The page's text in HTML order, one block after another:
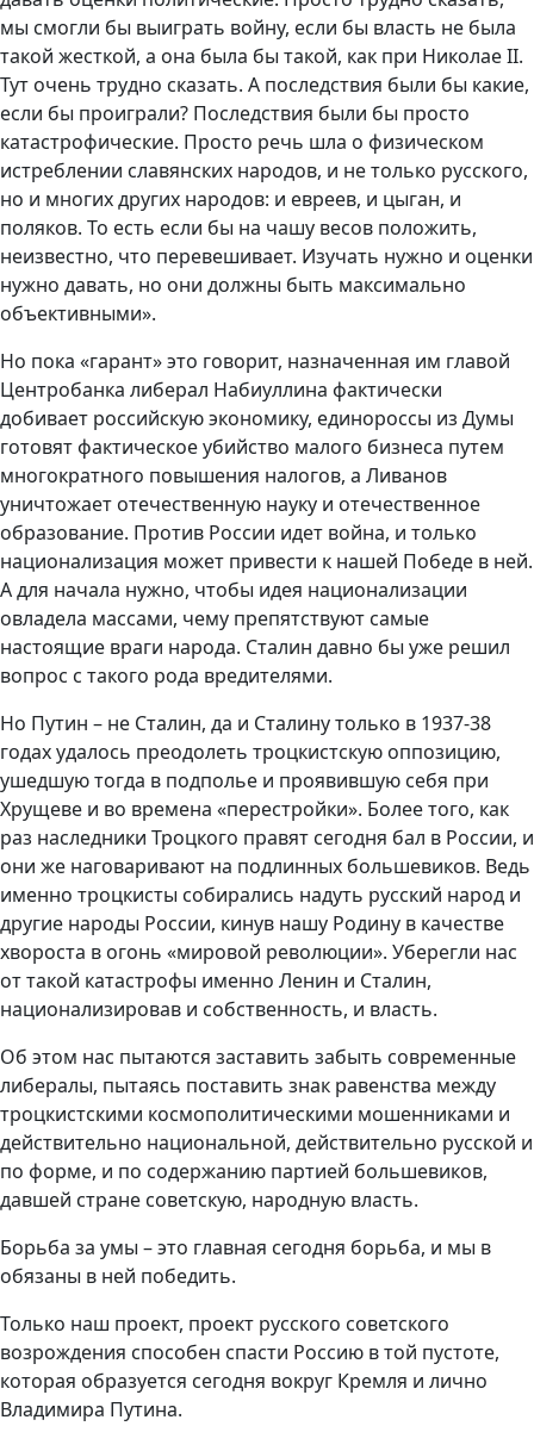
мы смогли бы выиграть войну, если бы власть не была
такой жесткой, а она была бы такой, как при Николае II.
Тут очень трудно сказать. А последствия были бы какие,
если бы проиграли? Последствия были бы просто
катастрофические. Просто речь шла о физическом
истреблении славянских народов, и не только русского,
но и многих других народов: и евреев, и цыган, и
поляков. То есть если бы на чашу весов положить,
неизвестно, что перевешивает. Изучать нужно и оценки
нужно давать, но они должны быть максимально
объективными».
Но пока «гарант» это говорит, назначенная им главой
Центробанка либерал Набиуллина фактически
добивает российскую экономику, единороссы из Думы
готовят фактическое убийство малого бизнеса путем
многократного повышения налогов, а Ливанов
уничтожает отечественную науку и отечественное
образование. Против России идет война, и только
национализация может привести к нашей Победе в ней.
А для начала нужно, чтобы идея национализации
овладела массами, чему препятствуют самые
настоящие враги народа. Сталин давно бы уже решил
вопрос с такого рода вредителями.
Но Путин – не Сталин, да и Сталину только в 1937-38
годах удалось преодолеть троцкистскую оппозицию,
ушедшую тогда в подполье и проявившую себя при
Хрущеве и во времена «перестройки». Более того, как
раз наследники Троцкого правят сегодня бал в России, и
они же наговаривают на подлинных большевиков. Ведь
именно троцкисты собирались надуть русский народ и
другие народы России, кинув нашу Родину в качестве
хвороста в огонь «мировой революции». Уберегли нас
от такой катастрофы именно Ленин и Сталин,
национализировав и собственность, и власть.
Об этом нас пытаются заставить забыть современные
либералы, пытаясь поставить знак равенства между
троцкистскими космополитическими мошенниками и
действительно национальной, действительно русской и
по форме, и по содержанию партией большевиков,
давшей стране советскую, народную власть.
Борьба за умы – это главная сегодня борьба, и мы в
обязаны в ней победить.
Только наш проект, проект русского советского
возрождения способен спасти Россию в той пустоте,
которая образуется сегодня вокруг Кремля и лично
Владимира Путина.